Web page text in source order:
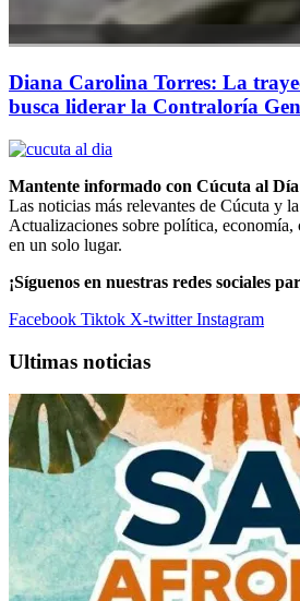
Diana Carolina Torres: La
busca liderar la Contraloría
Mantente informado con Cúcuta al Día
Las noticias más relevantes de Cúcuta y
Actualizaciones sobre política, economía,
en un solo lugar.
¡Síguenos en nuestras redes sociales
Facebook Tiktok X-twitter Instagram
Ultimas noticias